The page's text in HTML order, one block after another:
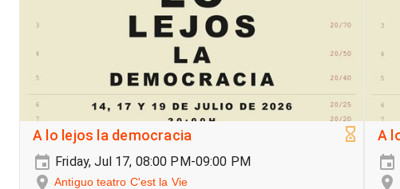
A lo lejos la democracia
Friday, Jul 17, 08:00 PM-09:00 PM
Antiguo teatro C'est la Vie
A